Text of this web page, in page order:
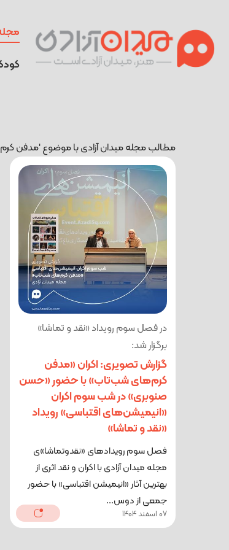
مطالب مجله میدان آزادی با موضوع 'مدفن
در فصل سوم رویداد «نقد و تماشا»
برگزار شد:
گزارش تصویری: اکران «مدفن
کرم‌های شب‌تاب» با حضور «حسن
صنوبری» در شب سوم اکران
«انیمیشن‌های اقتباسی» رویداد
«نقد و تماشا»
فصل سوم رویدادهای «نقدوتماشا»ی
مجله میدان آزادی با اکران و نقد اثری از
بهترین آثار «انیمیشن اقتباسی» با حضور
جمعی از دوس...
07 اسفند 1404